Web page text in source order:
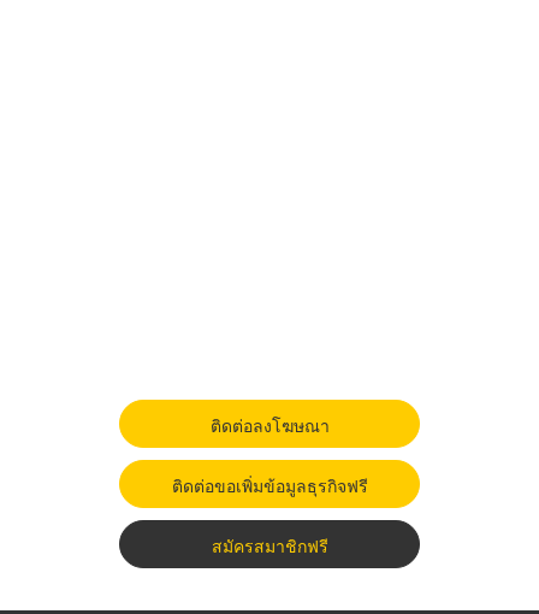
ติดต่อลงโฆษณา
ติดต่อขอเพิ่มข้อมูลธุรกิจฟรี
สมัครสมาชิกฟรี